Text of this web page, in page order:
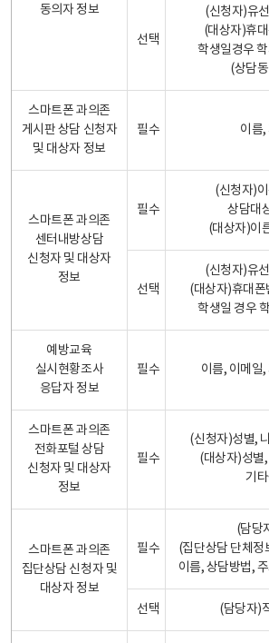
동의자 정보
선택
(신청자)유
(대상자)휴
학생일경우
(상담
스마트폰 과의존
게시판 상담 신청자
및 대상자 정보
필수 이름,
스마트폰 과의존
센터내방상담
신청자 및 대상자
정보
필수
(신청자)
상담대
(대상자)이
선택
(신청자)유
(대상자)휴대폰
학생일 경우
예방교육
실시현황조사
응답자 정보
필수 이름, 이메일
스마트폰 과의존
전화포털 상담
신청자 및 대상자
정보
필수
(신청자)성별,
(대상자)성별
기
스마트폰 과의존
집단상담 신청자 및
대상자 정보
필수
(담당
(집단상담 단체정
이름, 상담방법,
선택 (담당자)